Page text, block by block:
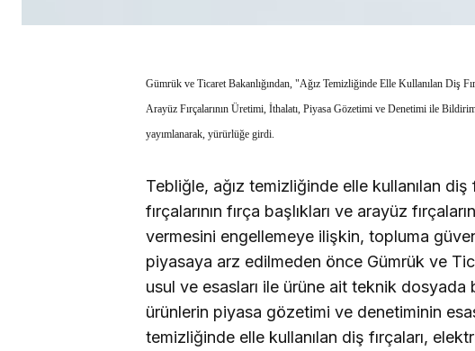
Gümrük ve Ticaret Bakanlığından, "Ağız Temizliğinde Elle Kullanılan Diş
Arayüz Fırçalarının Üretimi, İthalatı, Piyasa Gözetimi ve Denetimi ile
yayımlanarak, yürürlüğe girdi.
Tebliğle, ağız temizliğinde elle kullanılan diş
fırçalarının fırça başlıkları ve arayüz
vermesini engellemeye ilişkin, topluma
piyasaya arz edilmeden önce Gümrük ve
usul ve esasları ile ürüne ait teknik
ürünlerin piyasa gözetimi ve denetiminin
temizliğinde elle kullanılan diş fırçaları,